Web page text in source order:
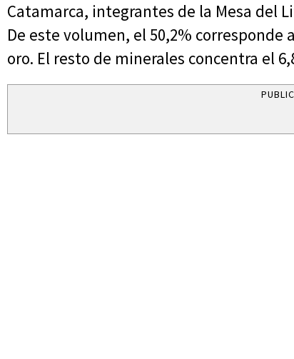
Catamarca, integrantes de la Mesa del
De este volumen, el 50,2% corresponde
oro. El resto de minerales concentra el